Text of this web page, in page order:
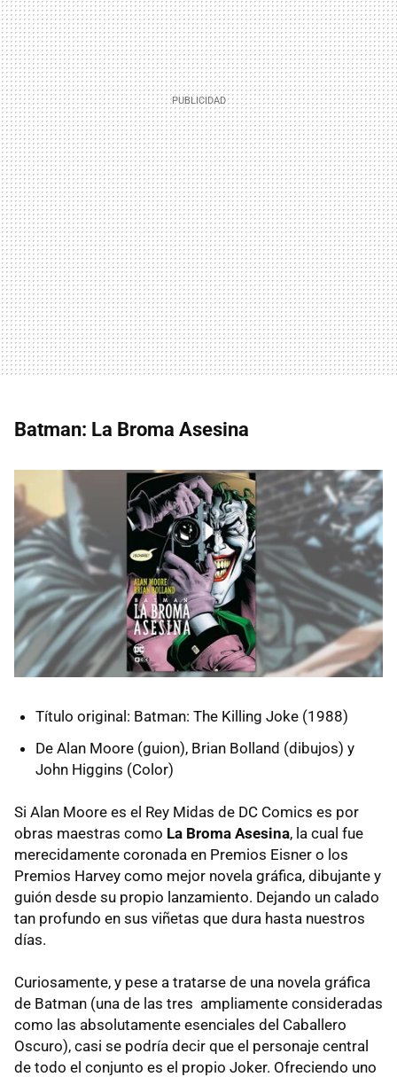
Batman: La Broma Asesina
Título original: Batman: The Killing Joke (1988)
De Alan Moore (guion), Brian Bolland (dibujos) y
John Higgins (Color)
Si Alan Moore es el Rey Midas de DC Comics es por
obras maestras como La Broma Asesina, la cual fue
merecidamente coronada en Premios Eisner o los
Premios Harvey como mejor novela gráfica, dibujante y
guión desde su propio lanzamiento. Dejando un calado
tan profundo en sus viñetas que dura hasta nuestros
días.
Curiosamente, y pese a tratarse de una novela gráfica
de Batman (una de las tres ampliamente consideradas
como las absolutamente esenciales del Caballero
Oscuro), casi se podría decir que el personaje central
de todo el conjunto es el propio Joker. Ofreciendo uno